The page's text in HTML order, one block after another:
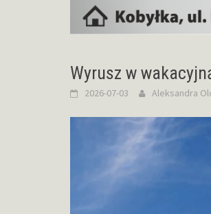
Wyrusz w
2026-07-03 Aleksandra